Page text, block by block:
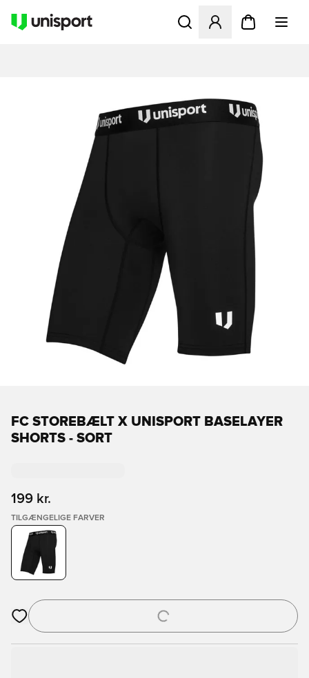
Åbner en Modal til at
FC STOREBÆLT X UNISPORT BASELAYER
SHORTS - SORT
199 kr.
TILGÆNGELIGE FARVER
Åbner en Modal til at logge ind eller tilmelde dig som medlem